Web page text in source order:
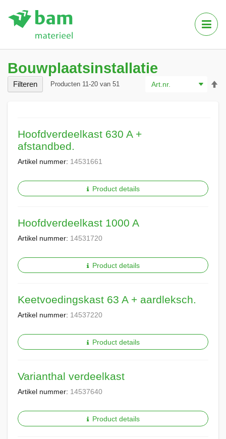
Nav
Bouwplaatsinstallatie
Producten 11-20 van 51
Hoofdverdeelkast 630 A +
afstandbed.
Artikel nummer: 14531661
Product details
Hoofdverdeelkast 1000 A
Artikel nummer: 14531720
Product details
Keetvoedingskast 63 A + aardleksch.
Artikel nummer: 14537220
Product details
Varianthal verdeelkast
Artikel nummer: 14537640
Product details
Filteren